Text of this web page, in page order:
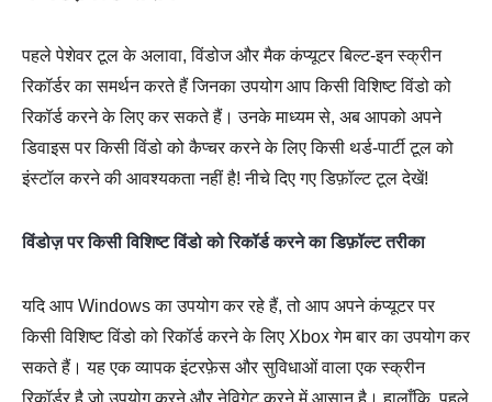
पहले पेशेवर टूल के अलावा, विंडोज और मैक कंप्यूटर बिल्ट-इन स्क्रीन
रिकॉर्डर का समर्थन करते हैं जिनका उपयोग आप किसी विशिष्ट विंडो को
रिकॉर्ड करने के लिए कर सकते हैं। उनके माध्यम से, अब आपको अपने
डिवाइस पर किसी विंडो को कैप्चर करने के लिए किसी थर्ड-पार्टी टूल को
इंस्टॉल करने की आवश्यकता नहीं है! नीचे दिए गए डिफ़ॉल्ट टूल देखें!
विंडोज़ पर किसी विशिष्ट विंडो को रिकॉर्ड करने का डिफ़ॉल्ट तरीका
यदि आप Windows का उपयोग कर रहे हैं, तो आप अपने कंप्यूटर पर
किसी विशिष्ट विंडो को रिकॉर्ड करने के लिए Xbox गेम बार का उपयोग कर
सकते हैं। यह एक व्यापक इंटरफ़ेस और सुविधाओं वाला एक स्क्रीन
रिकॉर्डर है जो उपयोग करने और नेविगेट करने में आसान है। हालाँकि, पहले